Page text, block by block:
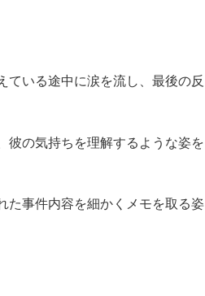
ている途中に涙を流し、最後の反
彼の気持ちを理解するような姿を
た事件内容を細かくメモを取る姿